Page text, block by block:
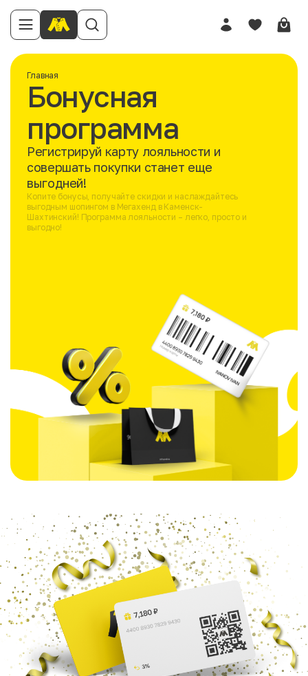
Главная
Бонусная
программа
Регистрируй карту лояльности и
совершать покупки станет еще
выгодней!
Копите бонусы, получайте скидки и наслаждайтесь
выгодным шопингом в Мегахенд в Каменск-
Шахтинский! Программа лояльности – легко, просто и
выгодно!